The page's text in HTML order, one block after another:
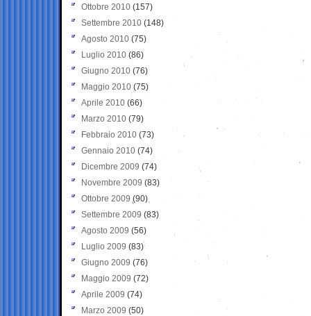
Ottobre 2010 (157)
Settembre 2010 (148)
Agosto 2010 (75)
Luglio 2010 (86)
Giugno 2010 (76)
Maggio 2010 (75)
Aprile 2010 (66)
Marzo 2010 (79)
Febbraio 2010 (73)
Gennaio 2010 (74)
Dicembre 2009 (74)
Novembre 2009 (83)
Ottobre 2009 (90)
Settembre 2009 (83)
Agosto 2009 (56)
Luglio 2009 (83)
Giugno 2009 (76)
Maggio 2009 (72)
Aprile 2009 (74)
Marzo 2009 (50)